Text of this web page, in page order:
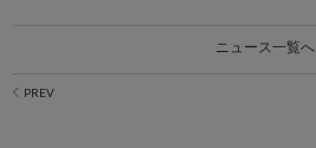
ニュース一覧へ